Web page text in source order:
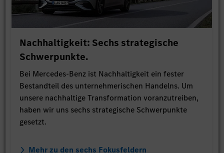
Nachhaltigkeit: Sechs strategische
Schwerpunkte.
Bei Mercedes-Benz ist Nachhaltigkeit ein fester
Bestandteil des unternehmerischen Handelns. Um
unsere nachhaltige Transformation voranzutreiben,
haben wir uns sechs strategische Schwerpunkte
gesetzt.
Mehr zu den sechs Fokusfeldern